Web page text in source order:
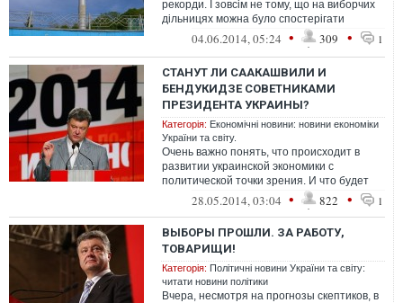
рекорди. І зовсім не тому, що на виборчих
дільницях можна було спостерігати
кілометрові черги охочих віддати сві...
04.06.2014, 05:24 • 309 • 1
СТАНУТ ЛИ СААКАШВИЛИ И
БЕНДУКИДЗЕ СОВЕТНИКАМИ
ПРЕЗИДЕНТА УКРАИНЫ?
Категорія: Економічні новини: новини економіки
України та світу.
Очень важно понять, что происходит в
развитии украинской экономики с
политической точки зрения. И что будет
происходить в ближайшие месяцы у нас в
28.05.2014, 03:04 • 822 • 1
ВЫБОРЫ ПРОШЛИ. ЗА РАБОТУ,
ТОВАРИЩИ!
Категорія: Політичні новини України та світу:
читати новини політики
Вчера, несмотря на прогнозы скептиков, в